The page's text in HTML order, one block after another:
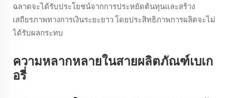
ฉลาดจะได้รับประโยชน์จากการประหยัดต้นทุนและสร้าง
เสถียรภาพทางการเงินระยะยาว โดยประสิทธิภาพการผลิตจะไม่
ได้รับผลกระทบ
ความหลากหลายในสายผลิตภัณฑ์เบเก
อรี่